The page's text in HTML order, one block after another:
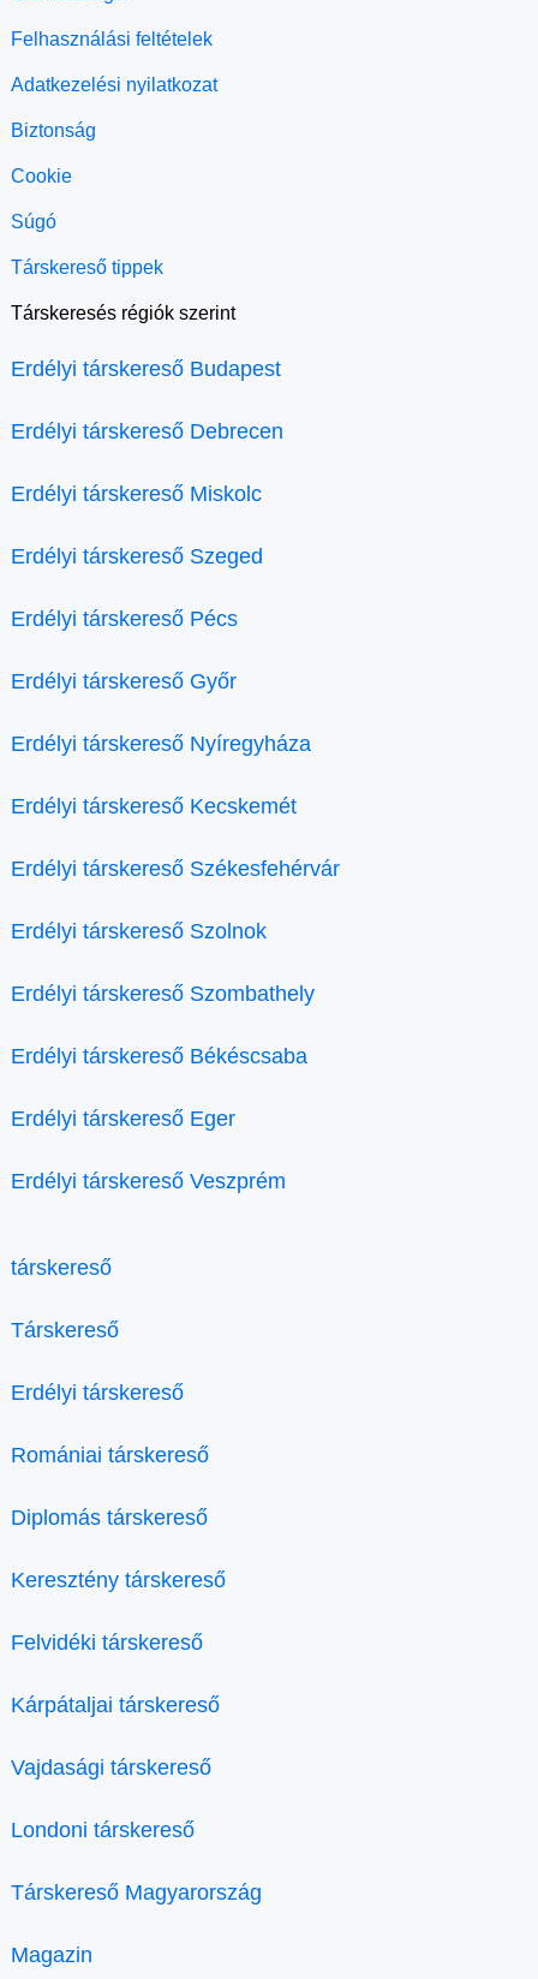
Felhasználási feltételek
Adatkezelési nyilatkozat
Biztonság
Cookie
Súgó
Társkereső tippek
Társkeresés régiók szerint
Erdélyi társkereső Budapest
Erdélyi társkereső Debrecen
Erdélyi társkereső Miskolc
Erdélyi társkereső Szeged
Erdélyi társkereső Pécs
Erdélyi társkereső Győr
Erdélyi társkereső Nyíregyháza
Erdélyi társkereső Kecskemét
Erdélyi társkereső Székesfehérvár
Erdélyi társkereső Szolnok
Erdélyi társkereső Szombathely
Erdélyi társkereső Békéscsaba
Erdélyi társkereső Eger
Erdélyi társkereső Veszprém
társkereső
Társkereső
Erdélyi társkereső
Romániai társkereső
Diplomás társkereső
Keresztény társkereső
Felvidéki társkereső
Kárpátaljai társkereső
Vajdasági társkereső
Londoni társkereső
Társkereső Magyarország
Magazin